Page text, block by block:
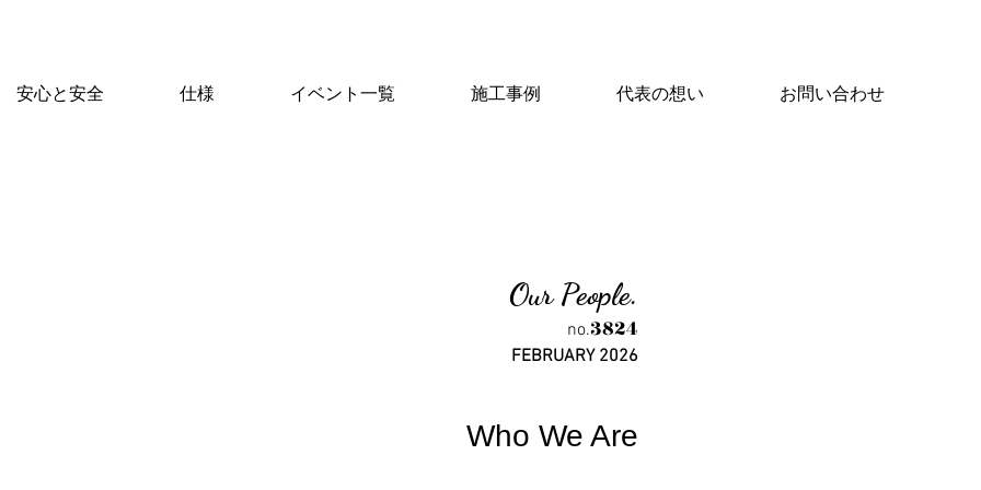
安心と安全 仕様 イベント一覧 施工事例 代表の想い お問い合わせ
Our People.
no.3824
FEBRUARY 2026
Who We Are